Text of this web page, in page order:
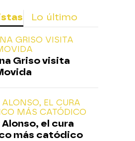
Lo último
GRISO VISITA
Griso visita
EL CURA
MÁS CATÓDICO
el cura
más catódico